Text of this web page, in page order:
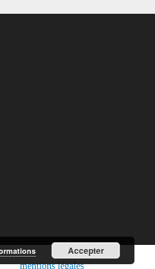
mentions légales
Accepter